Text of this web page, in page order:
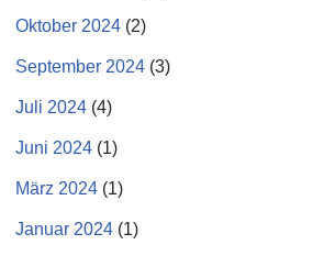
Oktober 2024 (2)
September 2024 (3)
Juli 2024 (4)
Juni 2024 (1)
März 2024 (1)
Januar 2024 (1)